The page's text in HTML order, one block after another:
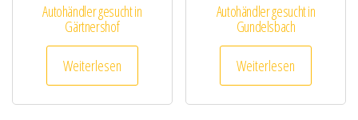
Autohändler gesucht in
Gärtnershof
Weiterlesen
Autohändler gesucht in
Gundelsbach
Weiterlesen